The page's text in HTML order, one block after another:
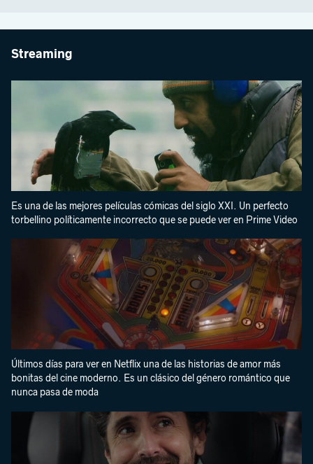
Streaming
Es una de las mejores películas cómicas del siglo XXI. Un perfecto
torbellino políticamente incorrecto que se puede ver en Prime Video
Últimos días para ver en Netflix una de las historias de amor más
bonitas del cine moderno. Es un clásico del género romántico que
nunca pasa de moda